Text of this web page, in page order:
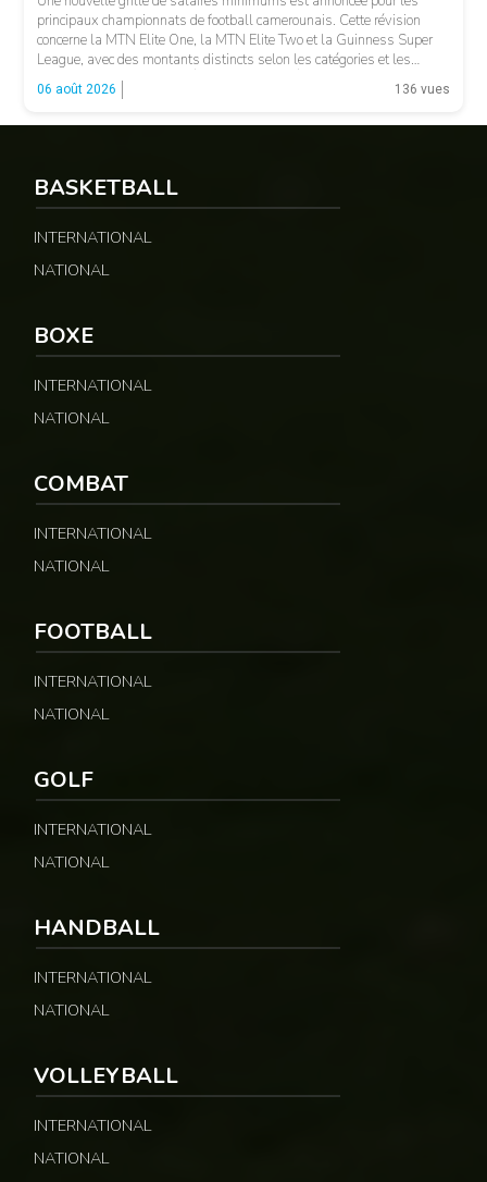
principaux championnats de football camerounais. Cette révision
concerne la MTN Elite One, la MTN Elite Two et la Guinness Super
League, avec des montants distincts selon les catégories et les
fonctions. LA SUITE APRÈS LA PUBLICITÉ Selon les informations
relayées par Allez Les Lions, […]
06 août 2026 136 vues
BASKETBALL
INTERNATIONAL
NATIONAL
BOXE
INTERNATIONAL
NATIONAL
COMBAT
INTERNATIONAL
NATIONAL
FOOTBALL
INTERNATIONAL
NATIONAL
GOLF
INTERNATIONAL
NATIONAL
HANDBALL
INTERNATIONAL
NATIONAL
VOLLEYBALL
INTERNATIONAL
NATIONAL